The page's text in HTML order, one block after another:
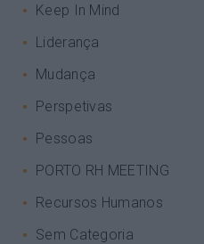
Keep In Mind
Liderança
Mudança
Perspetivas
Pessoas
PORTO RH MEETING
Recursos Humanos
Sem Categoria